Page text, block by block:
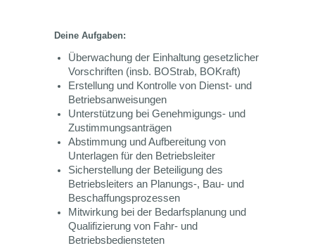
Deine Aufgaben:
Überwachung der Einhaltung gesetzlicher
Vorschriften (insb. BOStrab, BOKraft)
Erstellung und Kontrolle von Dienst- und
Betriebsanweisungen
Unterstützung bei Genehmigungs- und
Zustimmungsanträgen
Abstimmung und Aufbereitung von
Unterlagen für den Betriebsleiter
Sicherstellung der Beteiligung des
Betriebsleiters an Planungs-, Bau- und
Beschaffungsprozessen
Mitwirkung bei der Bedarfsplanung und
Qualifizierung von Fahr- und
Betriebsbediensteten